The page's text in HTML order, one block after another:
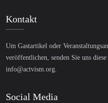
Kontakt
Um Gastartikel oder
veröffentlichen, senden Sie uns
info@actvism.org.
Social Media